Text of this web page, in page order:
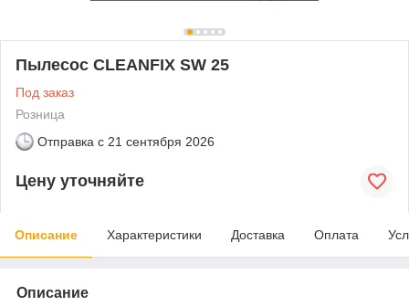
Пылесос CLEANFIX SW 25
Под заказ
Розница
Отправка с 21 сентября 2026
Цену уточняйте
Описание Характеристики Доставка Оплата
Описание